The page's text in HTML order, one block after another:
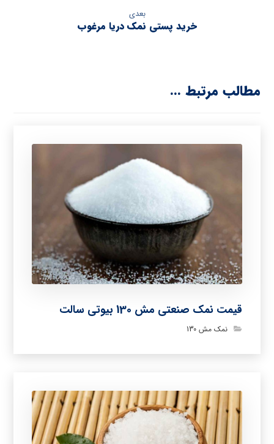
بعدی
خرید پستی نمک دریا مرغوب
مطالب مرتبط ...
قیمت نمک صنعتی مش 130 بیوتی سالت
نمک مش 130